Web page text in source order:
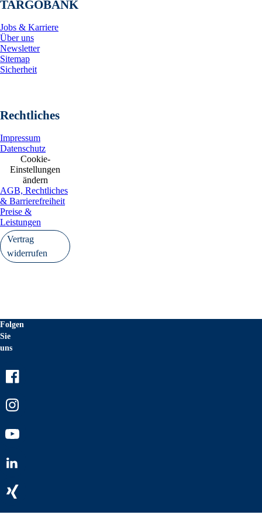
TARGOBANK
Jobs & Karriere
Über uns
Newsletter
Sitemap
Sicherheit
Rechtliches
Impressum
Datenschutz
Cookie-
Einstellungen
ändern
AGB, Rechtliches
& Barrierefreiheit
Preise &
Leistungen
Vertrag
widerrufen
Folgen
Sie
uns
Youtube